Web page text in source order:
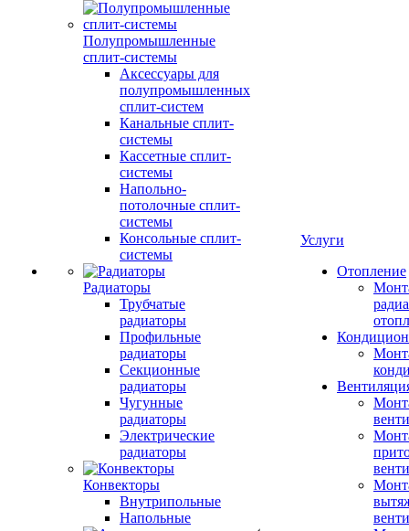
Полупромышленные
сплит-системы
Аксессуары для
полупромышленных
сплит-систем
Канальные сплит-
системы
Кассетные сплит-
системы
Напольно-
потолочные сплит-
системы
Консольные сплит-
системы
Радиаторы
Трубчатые
радиаторы
Профильные
радиаторы
Секционные
радиаторы
Чугунные
радиаторы
Электрические
радиаторы
Конвекторы
Внутрипольные
Напольные
Услуги
Отопление